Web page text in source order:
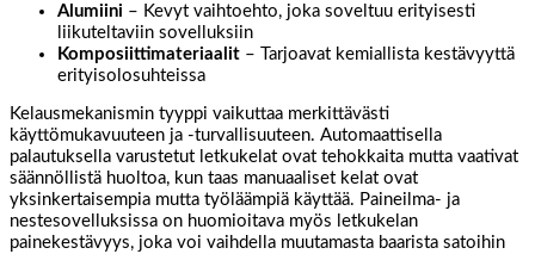
Alumiini – Kevyt vaihtoehto, joka soveltuu erityisesti
liikuteltaviin sovelluksiin
Komposiittimateriaalit – Tarjoavat kemiallista kestävyyttä
erityisolosuhteissa
Kelausmekanismin tyyppi vaikuttaa merkittävästi
käyttömukavuuteen ja -turvallisuuteen. Automaattisella
palautuksella varustetut letkukelat ovat tehokkaita mutta vaativat
säännöllistä huoltoa, kun taas manuaaliset kelat ovat
yksinkertaisempia mutta työläämpiä käyttää. Paineilma- ja
nestesovelluksissa on huomioitava myös letkukelan
painekestävyys, joka voi vaihdella muutamasta baarista satoihin